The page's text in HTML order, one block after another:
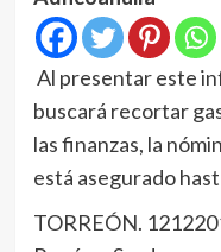
Al presentar este
buscará recortar
las finanzas, la
está asegurado
TORREÓN.